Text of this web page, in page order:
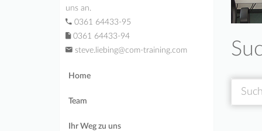
uns an.
0361 64433-95
0361 64433-94
steve.liebing@com-training.com
Home
Team
Ihr Weg zu uns